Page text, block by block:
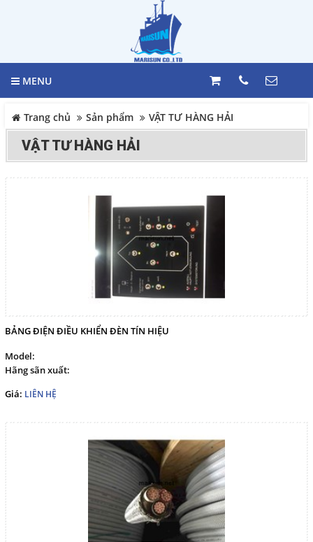
MENU
Trang chủ Sản phẩm VẬT TƯ HÀNG HẢI
VẬT TƯ HÀNG HẢI
BẢNG ĐIỆN ĐIỀU KHIỂN ĐÈN TÍN HIỆU
Model:
Hãng sãn xuất:
Giá: LIÊN HỆ
Giới thiệu
Sản phẩm
VẬT TƯ HÀNG HẢI
TỦ ĐIỆN
MARINE EQUIPMENT
Thiết bị Công nghiệp Daikin
Cáp điện Bumhan, Cáp điện
NHÀ PHÂN PHỐI CÁP ĐIỆN
CÁP CAO SU - KOREA
GIỎ HÀNG
LIÊN HỆ
098 392 0098 -
Thuận, Quận 7, Tp. HCM
Điện thoại
098 392 0098 - 098 311 7524